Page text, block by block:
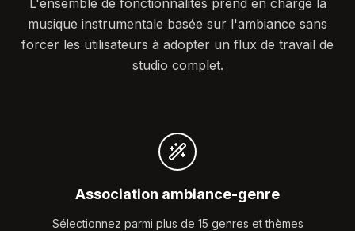
L'ensemble de fonctionnalités prend en charge la
musique instrumentale basée sur l'ambiance sans
forcer les utilisateurs à adopter un flux de travail de
studio complet.
Association ambiance-genre
Sélectionnez parmi plus de 15 genres et thèmes